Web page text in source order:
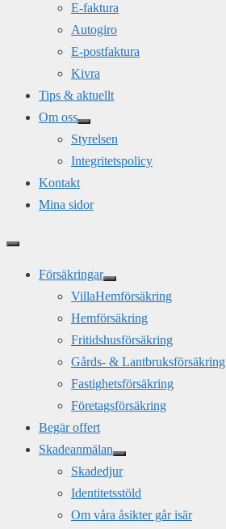
E-faktura
Autogiro
E-postfaktura
Kivra
Tips & aktuellt
Om oss
Styrelsen
Integritetspolicy
Kontakt
Mina sidor
Försäkringar
VillaHemförsäkring
Hemförsäkring
Fritidshusförsäkring
Gårds- & Lantbruksförsäkring
Fastighetsförsäkring
Företagsförsäkring
Begär offert
Skadeanmälan
Skadedjur
Identitetsstöld
Om våra åsikter går isär